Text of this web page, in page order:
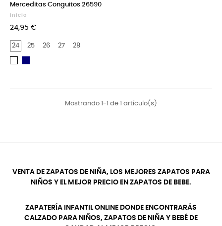
Merceditas Conguitos 26590
Inicio
24,95 €
24 25 26 27 28
Mostrando 1-1 de 1 artículo(s)
VENTA DE ZAPATOS DE NIÑA, LOS MEJORES ZAPATOS PARA
NIÑOS Y EL MEJOR PRECIO EN ZAPATOS DE BEBE.
ZAPATERÍA INFANTIL ONLINE DONDE ENCONTRARÁS
CALZADO PARA NIÑOS, ZAPATOS DE NIÑA Y BEBÉ DE